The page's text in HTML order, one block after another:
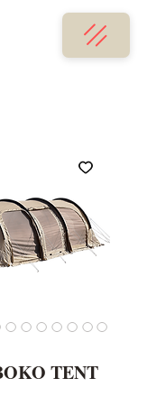
TENT